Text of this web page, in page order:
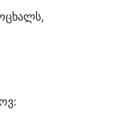
ცხალს,